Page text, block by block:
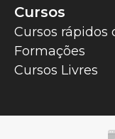
Cursos
Cursos rápidos
Formações
Cursos Livres